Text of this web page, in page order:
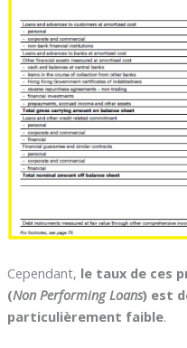
Cependant, le taux de ces
(Non Performing Loans) est
particulièrement faible.